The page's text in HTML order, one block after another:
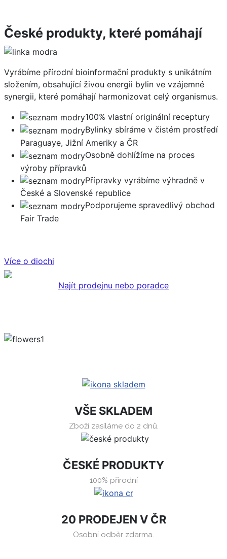
České produkty, které pomáhají
Vyrábíme přírodní bioinformační produkty s unikátním
složením, obsahující živou energii bylin ve vzájemné
synergii, které pomáhají harmonizovat celý organismus.
100% vlastní originální receptury
Bylinky sbíráme v čistém prostředí
Paraguaye, Jižní Ameriky a ČR
Osobně dohlížíme na proces
výroby přípravků
Přípravky vyrábíme výhradně v
České a Slovenské republice
Podporujeme spravedlivý obchod
Fair Trade
Více o diochi
Najít prodejnu nebo poradce
VŠE SKLADEM
Zboží zasíláme do 2 dnů.
ČESKÉ PRODUKTY
100% přírodní
20 PRODEJEN V ČR
Osobní odběr zdarma.